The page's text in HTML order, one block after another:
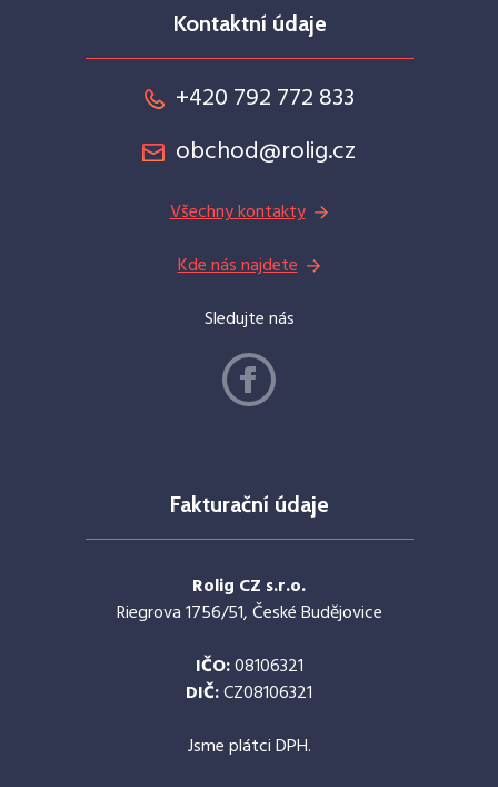
Kontaktní údaje
+420 792 772 833
obchod@rolig.cz
Všechny kontakty
Kde nás najdete
Sledujte nás
Fakturační údaje
Rolig CZ s.r.o.
Riegrova 1756/51, České Budějovice
IČO:08106321
DIČ:CZ08106321
Jsme plátci DPH.